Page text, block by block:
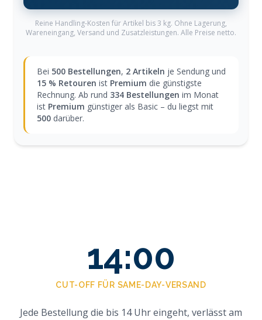
Reine Handling-Kosten für Artikel bis 3 kg. Ohne Lagerung,
Wareneingang, Versand und Zusatzleistungen. Alle Preise netto.
Bei 500 Bestellungen, 2 Artikeln je Sendung und
15 % Retouren ist Premium die günstigste
Rechnung. Ab rund 334 Bestellungen im Monat
ist Premium günstiger als Basic – du liegst mit
500 darüber.
14:00
CUT-OFF FÜR SAME-DAY-VERSAND
Jede Bestellung die bis 14 Uhr eingeht, verlässt am